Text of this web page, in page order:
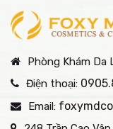
Phòng Khám Da
Điện thoại:
Email: